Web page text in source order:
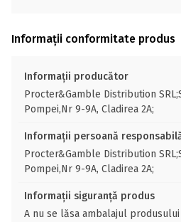
Informații conformitate produs
Informații producător
Procter&Gamble Distribution
Pompei,Nr 9-9A, Cladirea 2A;
Informații persoană
Procter&Gamble Distribution
Pompei,Nr 9-9A, Cladirea 2A;
Informații siguranță produs
A nu se lăsa ambalajul